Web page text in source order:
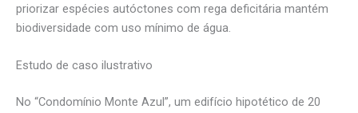
priorizar espécies autóctones com rega deficitária mantém
biodiversidade com uso mínimo de água.
Estudo de caso ilustrativo
No “Condomínio Monte Azul”, um edifício hipotético de 20